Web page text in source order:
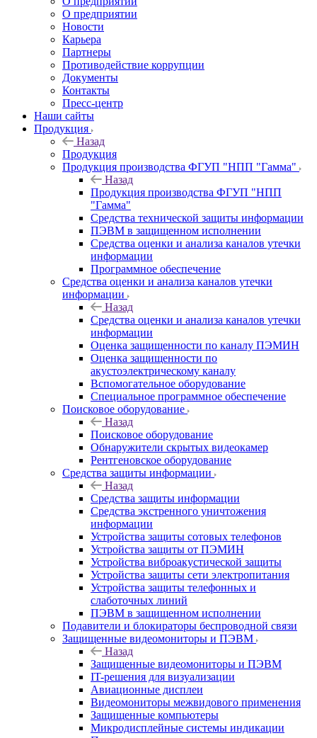
О предприятии
Новости
Карьера
Партнеры
Противодействие коррупции
Документы
Контакты
Пресс-центр
Наши сайты
Продукция
Назад
Продукция
Продукция производства ФГУП "НПП "Гамма"
Назад
Продукция производства ФГУП "НПП
"Гамма"
Средства технической защиты информации
ПЭВМ в защищенном исполнении
Средства оценки и анализа каналов утечки
информации
Программное обеспечение
Средства оценки и анализа каналов утечки
информации
Назад
Средства оценки и анализа каналов утечки
информации
Оценка защищенности по каналу ПЭМИН
Оценка защищенности по
акустоэлектрическому каналу
Вспомогательное оборудование
Специальное программное обеспечение
Поисковое оборудование
Назад
Поисковое оборудование
Обнаружители скрытых видеокамер
Рентгеновское оборудование
Средства защиты информации
Назад
Средства защиты информации
Средства экстренного уничтожения
информации
Устройства защиты сотовых телефонов
Устройства защиты от ПЭМИН
Устройства виброакустической защиты
Устройства защиты сети электропитания
Устройства защиты телефонных и
слаботочных линий
ПЭВМ в защищенном исполнении
Подавители и блокираторы беспроводной связи
Защищенные видеомониторы и ПЭВМ
Назад
Защищенные видеомониторы и ПЭВМ
IT-решения для визуализации
Авиационные дисплеи
Видеомониторы межвидового применения
Защищенные компьютеры
Микродисплейные системы индикации